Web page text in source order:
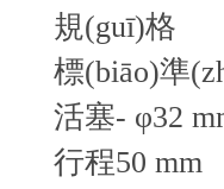
規(guī)格
標(biāo)準
活塞- φ32
行程50 mm